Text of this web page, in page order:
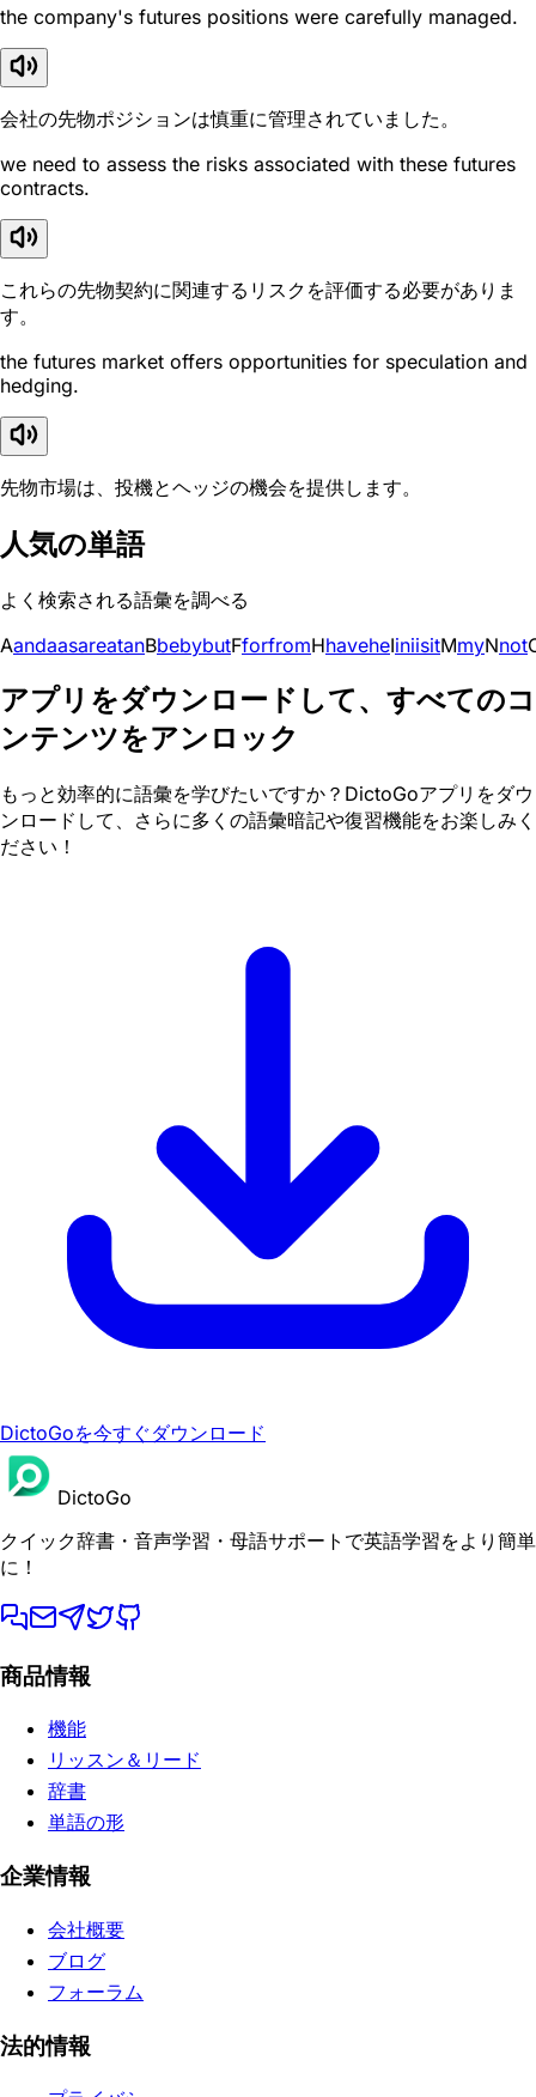
the company's futures positions were carefully managed.
会社の先物ポジションは慎重に管理されていました。
we need to assess the risks associated with these futures
contracts.
これらの先物契約に関連するリスクを評価する必要がありま
す。
the futures market offers opportunities for speculation and
hedging.
先物市場は、投機とヘッジの機会を提供します。
人気の単語
よく検索される語彙を調べる
AandaasareatanBbebybutFforfromHhaveheIiniisitMmyNnot
アプリをダウンロードして、すべてのコ
ンテンツをアンロック
もっと効率的に語彙を学びたいですか？DictoGoアプリをダウ
ンロードして、さらに多くの語彙暗記や復習機能をお楽しみく
ださい！
DictoGoを今すぐダウンロード
DictoGo
クイック辞書・音声学習・母語サポートで英語学習をより簡単
に！
商品情報
機能
リッスン＆リード
辞書
単語の形
企業情報
会社概要
ブログ
フォーラム
法的情報